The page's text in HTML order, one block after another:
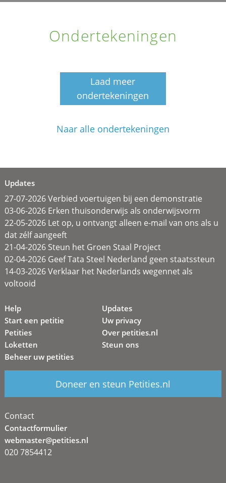
Ondertekeningen
Laad meer
ondertekeningen
Naar alle ondertekeningen
Updates
27-07-2026 Verbied voertuigen bij een demonstratie
03-06-2026 Erken thuisonderwijs als onderwijsvorm
22-05-2026 Let op, u ontvangt alleen e-mail van ons als u
dat zélf aangeeft
21-04-2026 Steun het Groen Staal Project
02-04-2026 Geef Tata Steel Nederland geen staatssteun
14-03-2026 Verklaar het Nederlands wegennet als
voltooid
Help
Start een petitie
Petities
Loketten
Beheer uw petities
Updates
Uw privacy
Over petities.nl
Steun ons
Doneer en steun Petities.nl
Contact
Contactformulier
webmaster@petities.nl
020 7854412